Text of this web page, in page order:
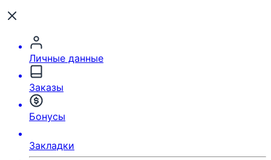
Личные данные
Заказы
Бонусы
Закладки